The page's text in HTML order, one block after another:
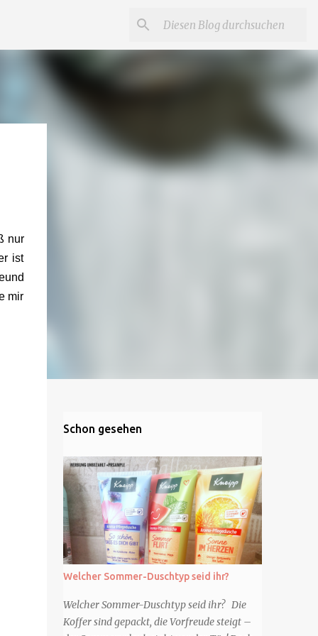
nur
ist
mir
Schon gesehen
Welcher Sommer-Duschtyp seid ihr?
Welcher Sommer-Duschtyp seid ihr? Die
Koffer sind gepackt, die Vorfreude steigt –